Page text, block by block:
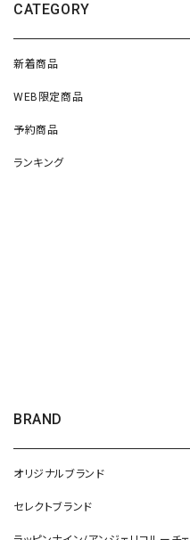
CATEGORY
新着商品
WEB限定商品
予約商品
ランキング
BRAND
オリジナルブランド
セレクトブランド